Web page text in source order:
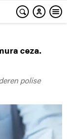
ceza.
polise